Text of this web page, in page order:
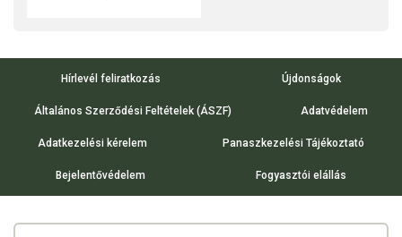
Hírlevél feliratkozás Újdonságok
Általános Szerződési Feltételek (ÁSZF) Adatvédelem
Adatkezelési kérelem Panaszkezelési Tájékoztató
Bejelentővédelem Fogyasztói elállás